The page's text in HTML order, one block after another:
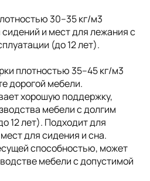
30–35 кг/м3
и мест для лежания с
(до 12 лет).
плотностью 35–45 кг/м3
дорогой мебели.
хорошую поддержку,
мебели с долгим
12 лет). Подходит для
для сидения и сна.
способностью, может
мебели с допустимой